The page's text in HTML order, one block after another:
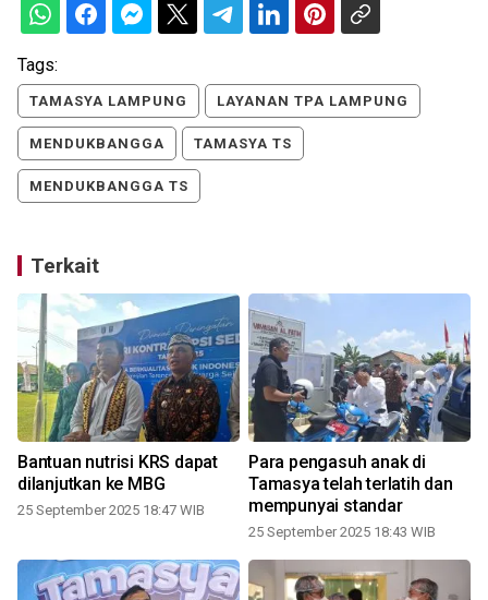
Tags:
TAMASYA LAMPUNG LAYANAN TPA LAMPUNG
MENDUKBANGGA TAMASYA TS
MENDUKBANGGA TS
Terkait
Bantuan nutrisi KRS dapat
dilanjutkan ke MBG
25 September 2025 18:47 WIB
Para pengasuh anak di
Tamasya telah terlatih dan
mempunyai standar
25 September 2025 18:43 WIB